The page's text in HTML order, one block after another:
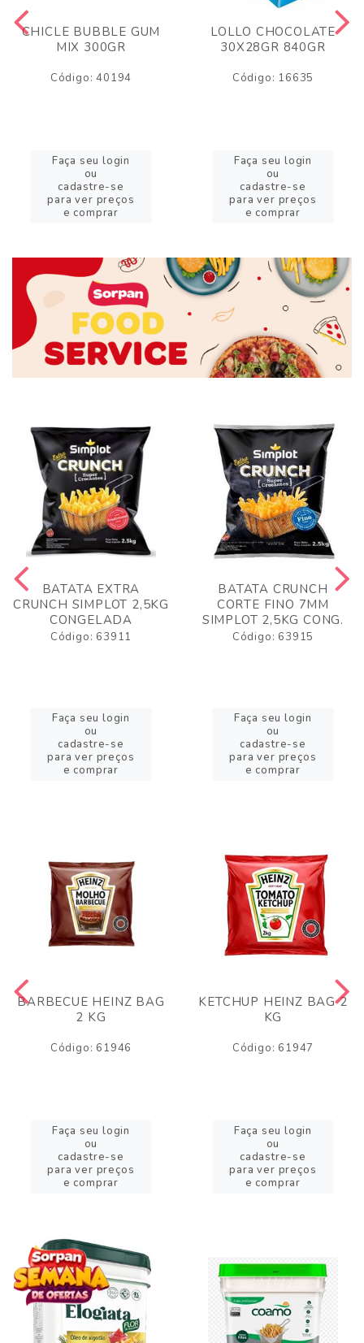
CHICLE BUBBLE GUM
MIX 300GR
Código: 40194
Faça seu login
ou
cadastre-se
para ver preços
e comprar
LOLLO CHOCOLATE
30X28GR 840GR
Código: 16635
Faça seu login
ou
cadastre-se
para ver preços
e comprar
BATATA EXTRA
CRUNCH SIMPLOT 2,5KG
CONGELADA
Código: 63911
Faça seu login
ou
cadastre-se
para ver preços
e comprar
BATATA CRUNCH
CORTE FINO 7MM
SIMPLOT 2,5KG CONG.
Código: 63915
Faça seu login
ou
cadastre-se
para ver preços
e comprar
BARBECUE HEINZ BAG
2 KG
Código: 61946
Faça seu login
ou
cadastre-se
para ver preços
e comprar
KETCHUP HEINZ BAG 2
KG
Código: 61947
Faça seu login
ou
cadastre-se
para ver preços
e comprar